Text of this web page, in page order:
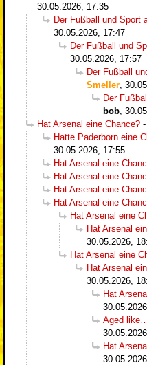
30.05.2026, 17:35
Der Fußball und Sport
30.05.2026, 17:47
Der Fußball und
30.05.2026, 17:57
Der Fußball
Smeller
Der
bob
Hat Arsenal eine Chance? -
Hatte Paderborn eine
30.05.2026, 17:55
Hat Arsenal eine
Hat Arsenal eine
Hat Arsenal eine
Hat Arsenal eine
Hat Arsenal eine
Hat Arsenal
30.05.2026,
Hat Arsenal eine
Hat Arsenal
30.05.2026,
Hat
Aged like…
Hat